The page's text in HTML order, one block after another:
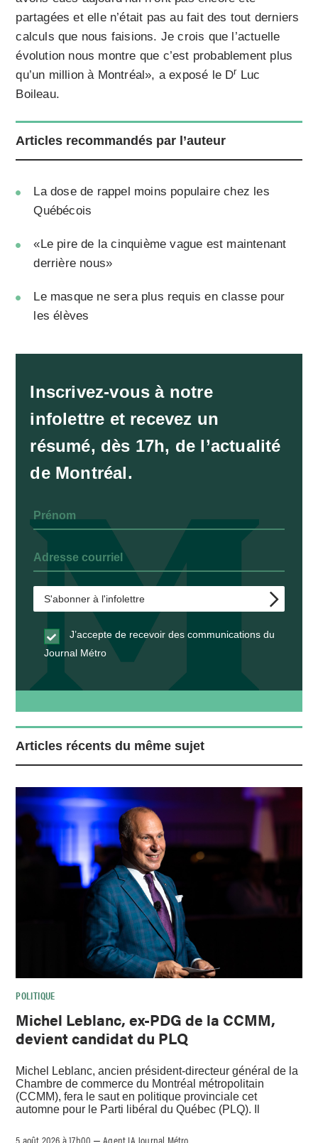
partagées et elle n’était pas au fait des tout derniers
calculs que nous faisions. Je crois que l’actuelle
évolution nous montre que c’est probablement plus
qu’un million à Montréal», a exposé le Dr Luc
Boileau.
Articles recommandés par l’auteur
La dose de rappel moins populaire chez les
Québécois
«Le pire de la cinquième vague est maintenant
derrière nous»
Le masque ne sera plus requis en classe pour
les élèves
Inscrivez-vous à notre
infolettre et recevez un
résumé, dès 17h, de l’actualité
de Montréal.
J’accepte de recevoir des communications du
Journal Métro
Articles récents du même sujet
POLITIQUE
Michel Leblanc, ex-PDG de la CCMM,
devient candidat du PLQ
Michel Leblanc, ancien président-directeur général de la
Chambre de commerce du Montréal métropolitain
(CCMM), fera le saut en politique provinciale cet
automne pour le Parti libéral du Québec (PLQ). Il